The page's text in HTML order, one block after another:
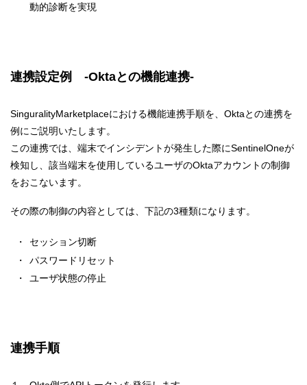
動的診断を実現
連携設定例 -Oktaとの機能連携-
SinguralityMarketplaceにおける機能連携手順を、Oktaとの連携を
例にご説明いたします。
この連携では、端末でインシデントが発生した際にSentinelOneが
検知し、該当端末を使用しているユーザのOktaアカウントの制御
をおこないます。
その際の制御の内容としては、下記の3種類になります。
セッション切断
パスワードリセット
ユーザ状態の停止
連携手順